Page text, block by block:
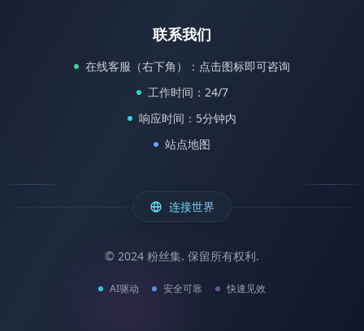
联系我们
在线客服（右下角）：点击图标即可咨询
工作时间：24/7
响应时间：5分钟内
站点地图
连接世界
© 2024 粉丝集. 保留所有权利.
AI驱动 安全可靠 快速见效